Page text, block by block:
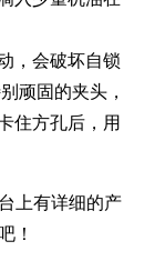
，会破坏自锁
顽固的夹头，
住方孔后，用
上有详细的产
！